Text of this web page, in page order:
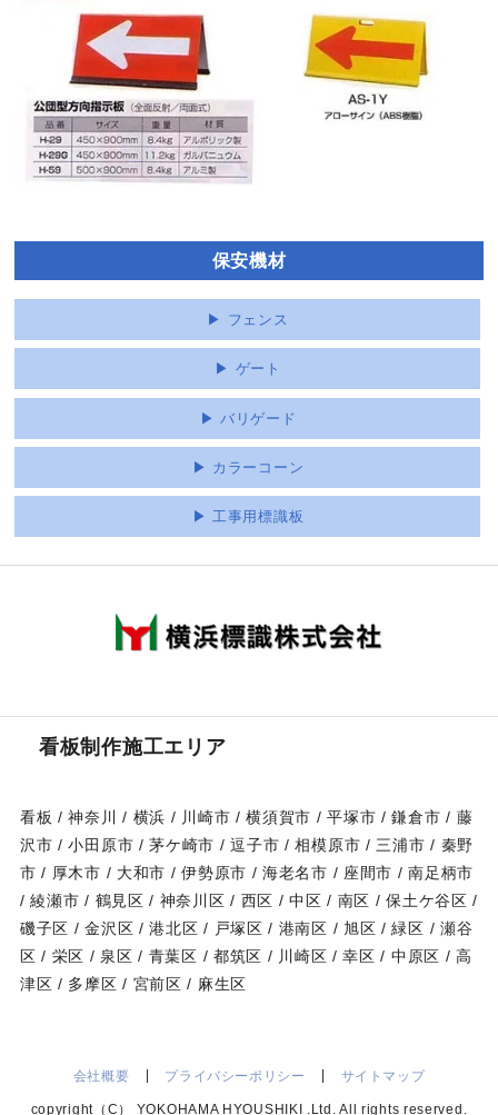
保安機材
▶︎ フェンス
▶︎ ゲート
▶︎ バリゲード
▶︎ カラーコーン
▶︎ 工事用標識板
看板制作施工エリア
看板 / 神奈川 / 横浜 / 川崎市 / 横須賀市 / 平塚市 / 鎌倉市 / 藤
沢市 / 小田原市 / 茅ケ崎市 / 逗子市 / 相模原市 / 三浦市 / 秦野
市 / 厚木市 / 大和市 / 伊勢原市 / 海老名市 / 座間市 / 南足柄市
/ 綾瀬市 / 鶴見区 / 神奈川区 / 西区 / 中区 / 南区 / 保土ケ谷区 /
磯子区 / 金沢区 / 港北区 / 戸塚区 / 港南区 / 旭区 / 緑区 / 瀬谷
区 / 栄区 / 泉区 / 青葉区 / 都筑区 / 川崎区 / 幸区 / 中原区 / 高
津区 / 多摩区 / 宮前区 / 麻生区
会社概要 プライバシーポリシー サイトマップ
copyright（C） YOKOHAMA HYOUSHIKI .Ltd. All rights reserved.